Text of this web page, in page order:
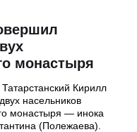
монастыря
Кирилл
насельников
монастыря — инока
(Полежаева).